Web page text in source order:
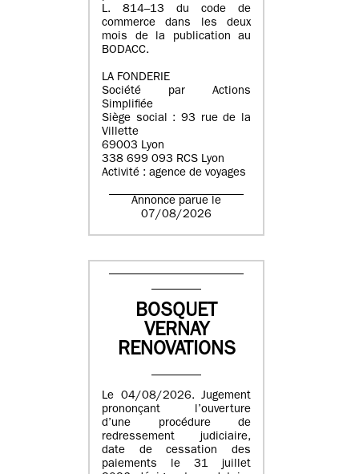
L. 814–13 du code de
commerce dans les deux
mois de la publication au
BODACC.
LA FONDERIE
Société par Actions
Simplifiée
Siège social : 93 rue de la
Villette
69003 Lyon
338 699 093 RCS Lyon
Activité : agence de voyages
Annonce parue le
07/08/2026
BOSQUET
VERNAY
RENOVATIONS
Le 04/08/2026. Jugement
prononçant l’ouverture
d’une procédure de
redressement judiciaire,
date de cessation des
paiements le 31 juillet